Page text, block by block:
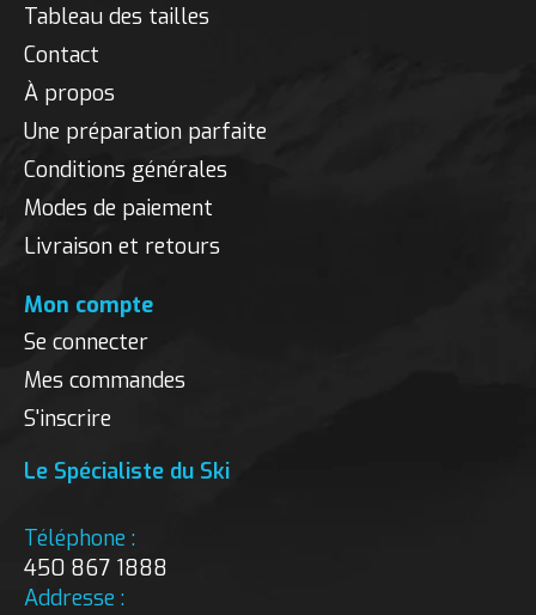
Tableau des tailles
Contact
À propos
Une préparation parfaite
Conditions générales
Modes de paiement
Livraison et retours
Mon compte
Se connecter
Mes commandes
S'inscrire
Le Spécialiste du Ski
Téléphone :
450 867 1888
Addresse :